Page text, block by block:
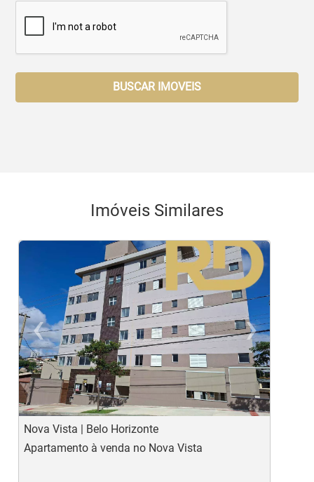
BUSCAR IMOVEIS
Imóveis Similares
‹
Previous
›
Nova Vista | Belo Horizonte
Apartamento à venda no Nova Vista